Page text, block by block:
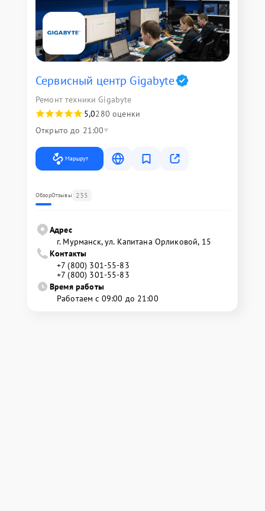
Сервисный центр Gigabyte
Ремонт техники Gigabyte
5,0280 оценки
Открыто до 21:00
Маршрут
ОбзорОтзывы 235
Адрес
г. Мурманск, ул. Капитана Орликовой, 15
Контакты
+7 (800) 301-55-83
+7 (800) 301-55-83
Время работы
Работаем с 09:00 до 21:00